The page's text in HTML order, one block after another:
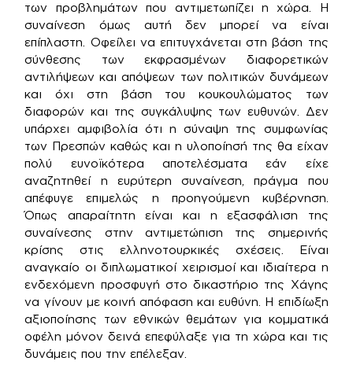
των προβλημάτων που αντιμετωπίζει η χώρα. Η
συναίνεση όμως αυτή δεν μπορεί να είναι
επίπλαστη. Οφείλει να επιτυγχάνεται στη βάση της
σύνθεσης των εκφρασμένων διαφορετικών
αντιλήψεων και απόψεων των πολιτικών δυνάμεων
και όχι στη βάση του κουκουλώματος των
διαφορών και της συγκάλυψης των ευθυνών. Δεν
υπάρχει αμφιβολία ότι η σύναψη της συμφωνίας
των Πρεσπών καθώς και η υλοποίησή της θα είχαν
πολύ ευνοϊκότερα αποτελέσματα εάν είχε
αναζητηθεί η ευρύτερη συναίνεση, πράγμα που
απέφυγε επιμελώς η προηγούμενη κυβέρνηση.
Όπως απαραίτητη είναι και η εξασφάλιση της
συναίνεσης στην αντιμετώπιση της σημερινής
κρίσης στις ελληνοτουρκικές σχέσεις. Είναι
αναγκαίο οι διπλωματικοί χειρισμοί και ιδιαίτερα η
ενδεχόμενη προσφυγή στο δικαστήριο της Χάγης
να γίνουν με κοινή απόφαση και ευθύνη. Η επιδίωξη
αξιοποίησης των εθνικών θεμάτων για κομματικά
οφέλη μόνον δεινά επεφύλαξε για τη χώρα και τις
δυνάμεις που την επέλεξαν.